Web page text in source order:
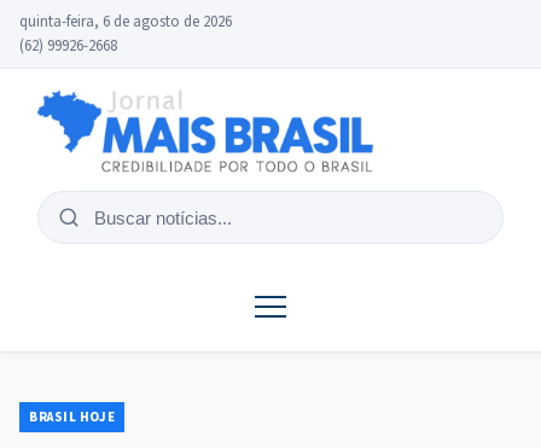
quinta-feira, 6 de agosto de 2026
(62) 99926-2668
Buscar
BRASIL HOJE